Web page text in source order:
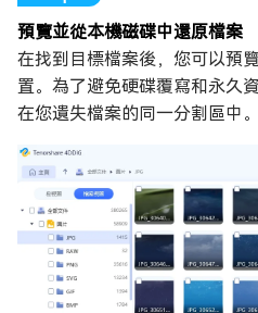
預覽並從本機磁碟中還原檔案
在找到目標檔案後，您可以預
置。為了避免硬碟覆寫和永久
在您遺失檔案的同一分割區中。